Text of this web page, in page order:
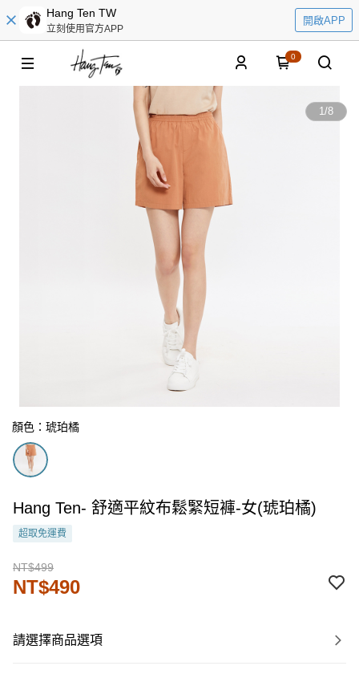
Hang Ten TW
立刻使用官方APP
開啟APP
0
1/8
顏色：琥珀橘
Hang Ten- 舒適平紋布鬆緊短褲-女(琥珀橘)
超取免運費
NT$499
NT$490
請選擇商品選項